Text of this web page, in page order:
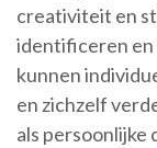
creativiteit en
identificeren en
kunnen
en zichzelf
als persoonlijke